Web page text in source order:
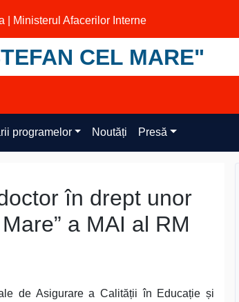
| Ministerul Afacerilor Interne
CEL MARE"
programelor Noutăți Presă
în drept unor
a MAI al RM
de Asigurare a Calității în Educație și